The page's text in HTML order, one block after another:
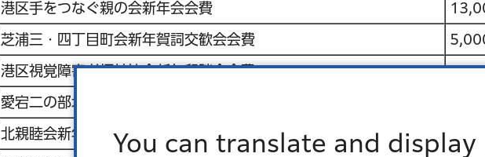
You can translate and display
港区手をつなぐ親の会新年会会費
芝浦三・四丁目町会新年賀詞交歓会会費
港区視覚障害者福祉協会新年懇談会会費
愛宕二の部地区連合会・防災会新春懇親会会費
北親睦会新年会会費